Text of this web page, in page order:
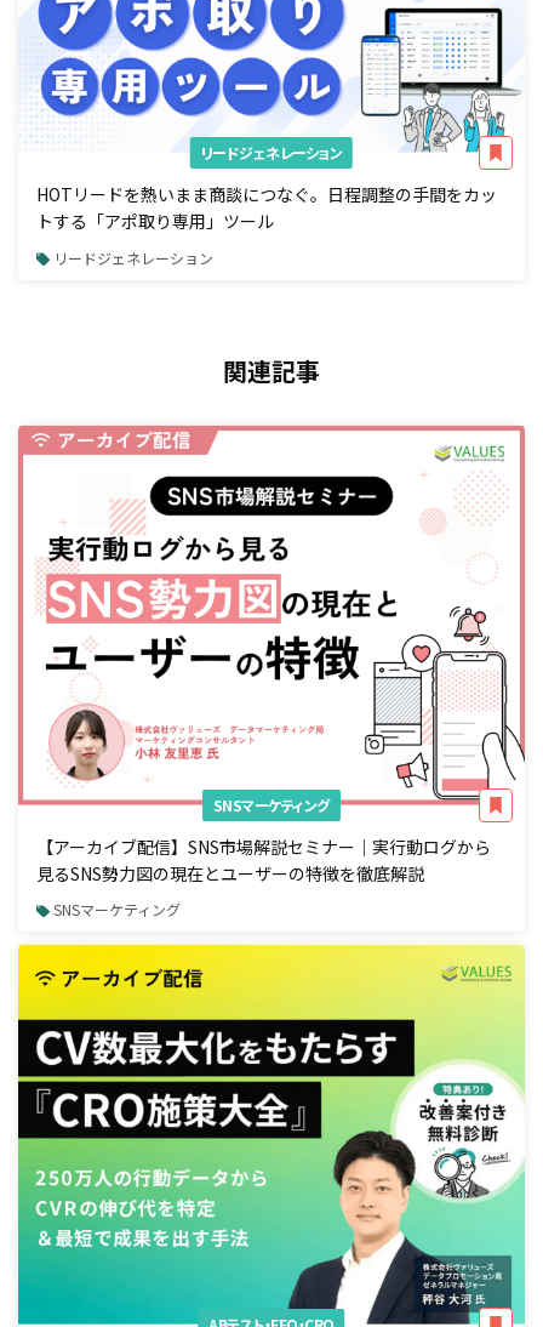
リードジェネレーション
HOTリードを熱いまま商談につなぐ。日程調整の手間をカッ
トする「アポ取り専用」ツール
リードジェネレーション
関連記事
SNSマーケティング
【アーカイブ配信】SNS市場解説セミナー｜実行動ログから
見るSNS勢力図の現在とユーザーの特徴を徹底解説
SNSマーケティング